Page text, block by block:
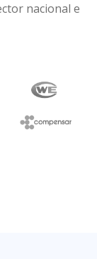
nacional e